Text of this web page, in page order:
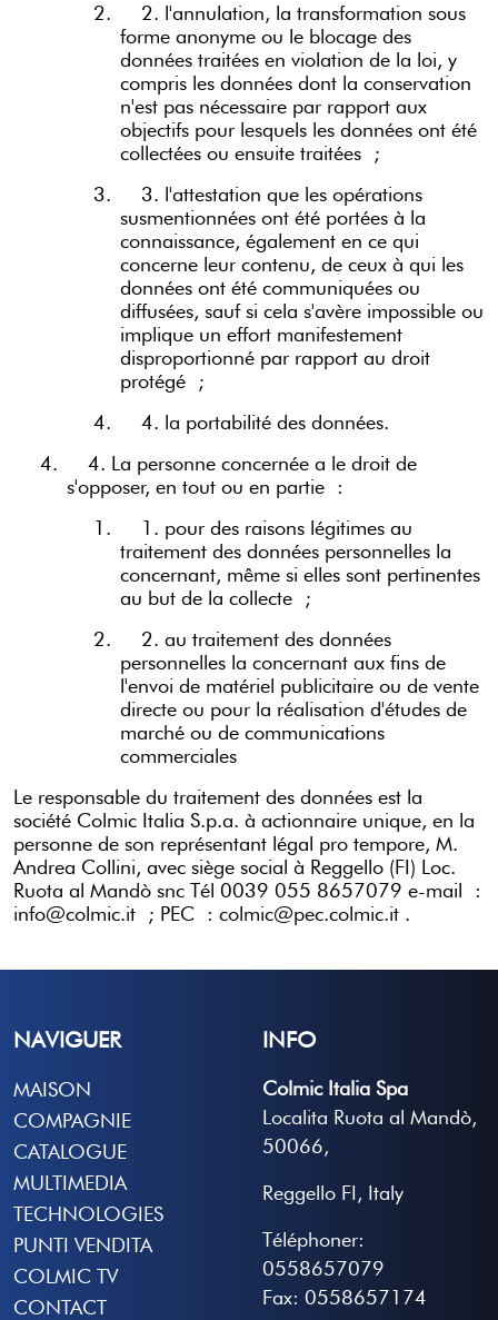
2.
2. l'annulation, la transformation sous
forme anonyme ou le blocage des
données traitées en violation de la loi, y
compris les données dont la conservation
n'est pas nécessaire par rapport aux
objectifs pour lesquels les données ont été
collectées ou ensuite traitées ;
3.
3. l'attestation que les opérations
susmentionnées ont été portées à la
connaissance, également en ce qui
concerne leur contenu, de ceux à qui les
données ont été communiquées ou
diffusées, sauf si cela s'avère impossible ou
implique un effort manifestement
disproportionné par rapport au droit
protégé ;
4.
4. la portabilité des données.
4.
4. La personne concernée a le droit de
s'opposer, en tout ou en partie :
1.
1. pour des raisons légitimes au
traitement des données personnelles la
concernant, même si elles sont pertinentes
au but de la collecte ;
2.
2. au traitement des données
personnelles la concernant aux fins de
l'envoi de matériel publicitaire ou de vente
directe ou pour la réalisation d'études de
marché ou de communications
commerciales
Le responsable du traitement des données est la
société Colmic Italia S.p.a. à actionnaire unique, en la
personne de son représentant légal pro tempore, M.
Andrea Collini, avec siège social à Reggello (FI) Loc.
Ruota al Mandò snc Tél 0039 055 8657079 e-mail :
info@colmic.it ; PEC : colmic@pec.colmic.it .
NAVIGUER
MAISON
COMPAGNIE
CATALOGUE
MULTIMEDIA
TECHNOLOGIES
PUNTI VENDITA
COLMIC TV
CONTACT
INFO
Colmic Italia Spa
Localita Ruota al Mandò,
50066,
Reggello FI, Italy
Téléphoner:
0558657079
Fax: 0558657174